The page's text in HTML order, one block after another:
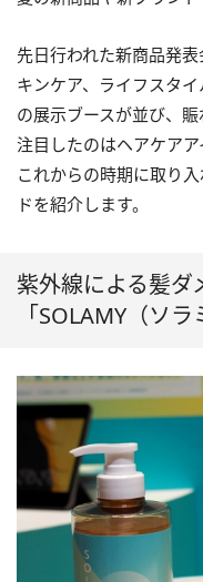
先日行われた新商品発
キンケア、ライフスタ
の展示ブースが並び、
注目したのはヘアケア
これからの時期に取り
ドを紹介します。
紫外線による髪ダ
「SOLAMY（ソラ